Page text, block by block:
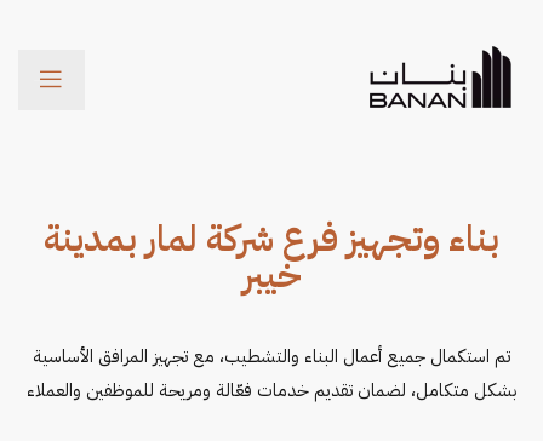
بناء وتجهيز فرع شركة لمار بمدينة
خيبر
تم استكمال جميع أعمال البناء والتشطيب، مع تجهيز المرافق الأساسية
بشكل متكامل، لضمان تقديم خدمات فعّالة ومريحة للموظفين والعملاء